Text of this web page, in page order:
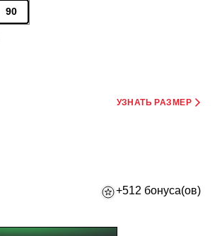
90
УЗНАТЬ РАЗМЕР
+512 бонуса(ов)